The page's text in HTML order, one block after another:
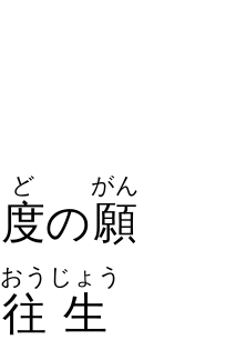
度
ど
の願
がん
往
おう
生
じょう